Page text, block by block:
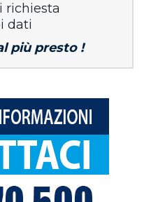
richiesta
dati
più presto !